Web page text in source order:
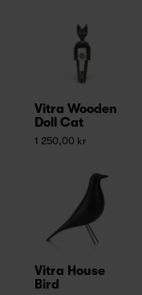
Vitra Wooden
Doll Cat
1 250,00 kr
Vitra House
Bird